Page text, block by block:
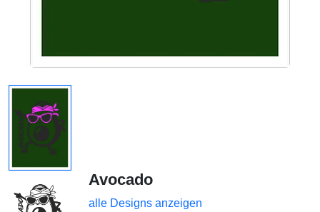
Avocado
alle Designs anzeigen